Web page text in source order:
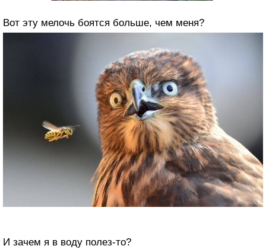
Вот эту мелочь боятся больше, чем меня?
И зачем я в воду полез-то?